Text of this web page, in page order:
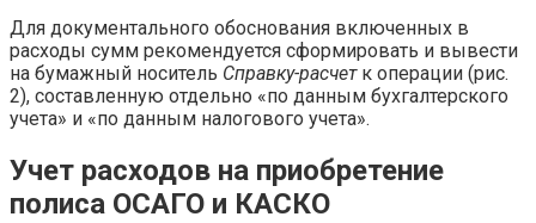
Для документального обоснования включенных в
расходы сумм рекомендуется сформировать и вывести
на бумажный носитель Справку-расчетк операции (рис.
2), составленную отдельно «по данным бухгалтерского
учета» и «по данным налогового учета».
Учет расходов на приобретение
полиса ОСАГО и КАСКО